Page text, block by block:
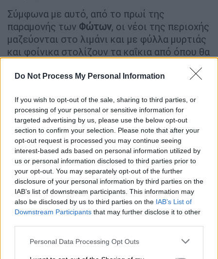
Do Not Process My Personal Information
If you wish to opt-out of the sale, sharing to third parties, or
processing of your personal or sensitive information for
targeted advertising by us, please use the below opt-out
section to confirm your selection. Please note that after your
opt-out request is processed you may continue seeing
interest-based ads based on personal information utilized by
us or personal information disclosed to third parties prior to
your opt-out. You may separately opt-out of the further
disclosure of your personal information by third parties on the
IAB’s list of downstream participants. This information may
also be disclosed by us to third parties on the IAB’s List of
Downstream Participants that may further disclose it to other
Please note that this website/app uses one or more Google
Personal Data Processing Opt Outs
Σύμφωνα με αυτό, από το πρωί της
παραμονής των Φώτων, οι νέοι της περιοχής
μαζεύονται στο λιμάνι και με φύλλα μυρτιάς
και φοίνικα στολίζουν τα καΐκια από όπου θα
παραμονής, ντυμένοι με παραδοσιακές
και δέχονται κεράσματα από κατοίκους και
περαστικούς. Ανήμερα ταΘεοφάνια,
επιβιβάζονται στις στολισμένες βάρκες,
τραγουδούν και κουνούν τις βάρκες με
δύναμη, μέχρι να βουτήξουν και να πιάσουν
τον σταυρό. Το έθιμο αυτό ξεκίνησε πριν
από πολλά χρόνια, όταν έπεφταν στη
θάλασσα για το σταυρό όσοι δούλευαν στα
εμπορικά πλοία, οι σφουγγαράδες και οι
ψαράδες.
Καστοριά